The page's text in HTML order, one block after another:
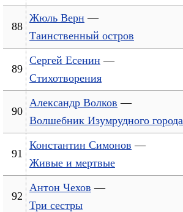
88
Жюль Верн —
Таинственный остров
89
Сергей Есенин —
Стихотворения
90
Александр Волков —
Волшебник Изумрудного города
91
Константин Симонов —
Живые и мертвые
92
Антон Чехов —
Три сестры